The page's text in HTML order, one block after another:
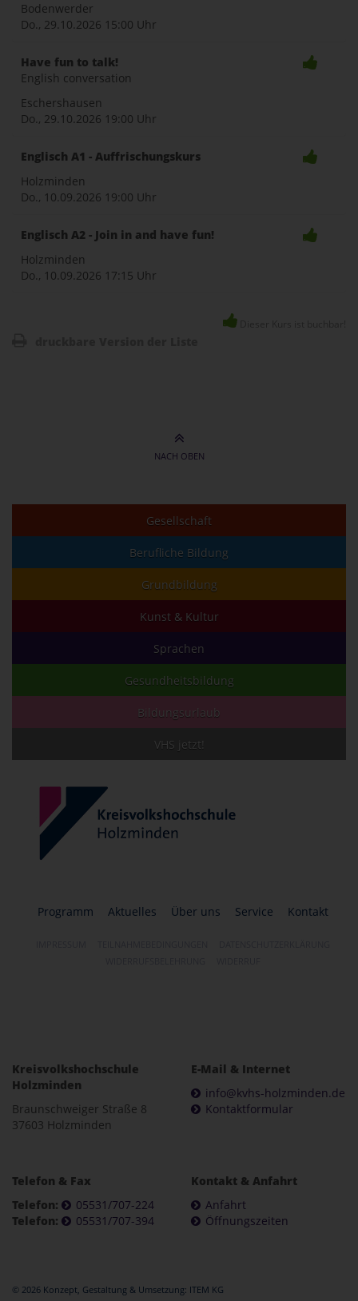
Bodenwerder
Do., 29.10.2026 15:00 Uhr
Have fun to talk!
English conversation
Eschershausen
Do., 29.10.2026 19:00 Uhr
Englisch A1 - Auffrischungskurs
Holzminden
Do., 10.09.2026 19:00 Uhr
Englisch A2 - Join in and have fun!
Holzminden
Do., 10.09.2026 17:15 Uhr
NACH OBEN
Gesellschaft
Berufliche Bildung
Grundbildung
Kunst & Kultur
Sprachen
Gesundheitsbildung
Bildungsurlaub
VHS jetzt!
Programm Aktuelles Über uns Service Kontakt
Kreisvolkshochschule
Holzminden
Braunschweiger Straße 8
37603 Holzminden
E-Mail & Internet
info@kvhs-holzminden.de
Kontaktformular
Telefon & Fax
Telefon:
05531/707-224
Telefon:
05531/707-394
Kontakt & Anfahrt
Anfahrt
Öffnungszeiten
© 2026 Konzept, Gestaltung & Umsetzung: ITEM KG